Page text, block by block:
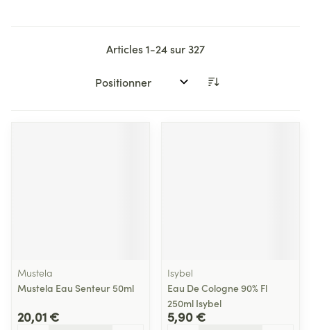
Articles1-24sur327
Trier par:
Mustela
Mustela Eau Senteur 50ml
20,01 €
Isybel
Eau De Cologne 90% Fl
250ml Isybel
5,90 €